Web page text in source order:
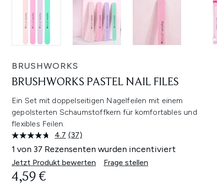
BRUSHWORKS
BRUSHWORKS PASTEL NAIL FILES
Ein Set mit doppelseitigen Nagelfeilen mit einem
gepolsterten Schaumstoffkern für komfortables und
flexibles Feilen.
4.7 37
Bewertungen
lesen.
Link
(37)
1 von 37 Rezensenten wurden incentiviert
Jetzt Produkt bewerten Frage stellen
4,59 €